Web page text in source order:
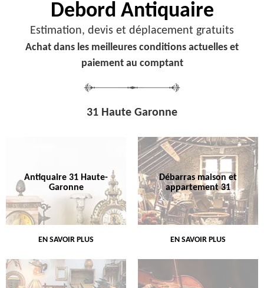
Debord Antiquaire
Estimation, devis et déplacement gratuits
Achat dans les meilleures conditions actuelles et
paiement au comptant
31 Haute Garonne
Antiquaire 31 Haute-
Garonne
EN SAVOIR PLUS
Débarras maison et
appartement 31
EN SAVOIR PLUS